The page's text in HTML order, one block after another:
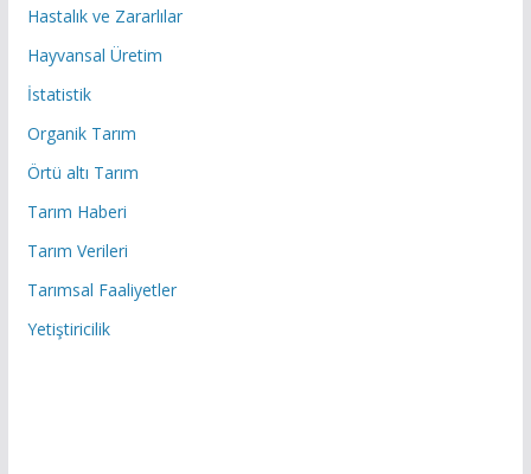
Hastalık ve Zararlılar
Hayvansal Üretim
İstatistik
Organik Tarım
Örtü altı Tarım
Tarım Haberi
Tarım Verileri
Tarımsal Faaliyetler
Yetiştiricilik